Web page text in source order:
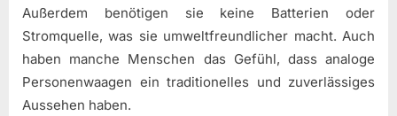
Außerdem benötigen sie keine Batterien oder
Stromquelle, was sie umweltfreundlicher macht. Auch
haben manche Menschen das Gefühl, dass analoge
Personenwaagen ein traditionelles und zuverlässiges
Aussehen haben.